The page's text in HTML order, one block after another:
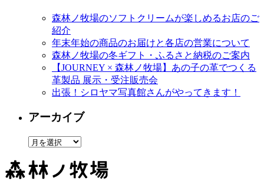
森林ノ牧場のソフトクリームが楽しめるお店のご
紹介
年末年始の商品のお届けと各店の営業について
森林ノ牧場の冬ギフト・ふるさと納税のご案内
【JOURNEY × 森林ノ牧場】あの子の革でつくる
革製品 展示・受注販売会
出張！シロヤマ写真館さんがやってきます！
アーカイブ
ア
カ
イ